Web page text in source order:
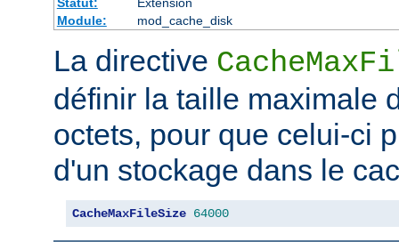
Module:
mod_cache_disk
La directive
définir la taille maximale
octets, pour que celui-ci
d'un stockage dans le
CacheMaxFileSize 64000